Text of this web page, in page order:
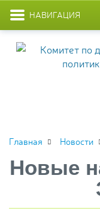
НАВИГАЦИЯ
Главная Новости
Новые